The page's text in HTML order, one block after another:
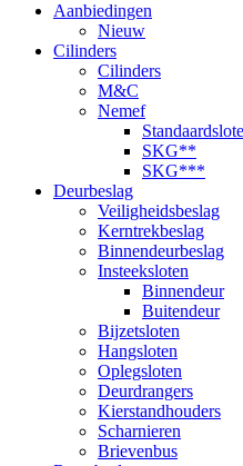
Aanbiedingen
Nieuw
Cilinders
Cilinders
M&C
Nemef
SKG**
SKG***
Deurbeslag
Veiligheidsbeslag
Kerntrekbeslag
Binnendeurbeslag
Insteeksloten
Binnendeur
Buitendeur
Bijzetsloten
Hangsloten
Oplegsloten
Deurdrangers
Kierstandhouders
Scharnieren
Brievenbus